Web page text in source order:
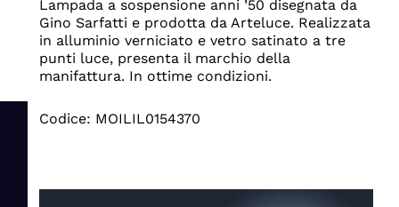
Lampada a sospensione anni ’50 disegnata da
Gino Sarfatti e prodotta da Arteluce. Realizzata
in alluminio verniciato e vetro satinato a tre
punti luce, presenta il marchio della
manifattura. In ottime condizioni.
Codice: MOILIL0154370